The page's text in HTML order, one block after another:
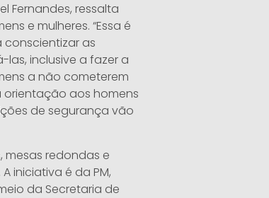
Fernandes, ressalta
e mulheres. “Essa é
as
las, inclusive a fazer a
a não cometerem
orientação aos homens
de segurança vão
mesas redondas e
iniciativa é da PM,
da Secretaria de